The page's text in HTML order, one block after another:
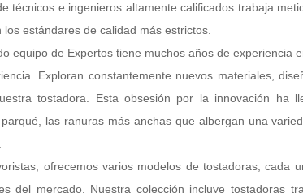
técnicos e ingenieros altamente calificados trabaja
estándares de calidad más estrictos.
equipo de Expertos tiene muchos años de experiencia
Exploran constantemente nuevos materiales,
tostadora. Esta obsesión por la innovación ha
las ranuras más anchas que albergan una
ofrecemos varios modelos de tostadoras, cada
del mercado. Nuestra colección incluye tostadoras